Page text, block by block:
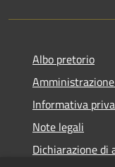
Albo pretorio
Informativa
Note legali
Dichiarazione di